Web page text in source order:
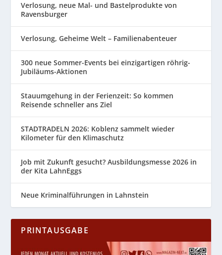
Verlosung, neue Mal- und Bastelprodukte von
Ravensburger
Verlosung, Geheime Welt – Familienabenteuer
300 neue Sommer-Events bei einzigartigen röhrig-
Jubiläums-Aktionen
Stauumgehung in der Ferienzeit: So kommen
Reisende schneller ans Ziel
STADTRADELN 2026: Koblenz sammelt wieder
Kilometer für den Klimaschutz
Job mit Zukunft gesucht? Ausbildungsmesse 2026 in
der Kita LahnEggs
Neue Kriminalführungen in Lahnstein
PRINTAUSGABE